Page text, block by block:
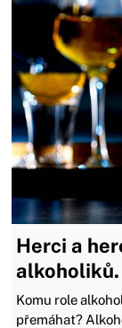
Herci a
Komu role
přemáhat?